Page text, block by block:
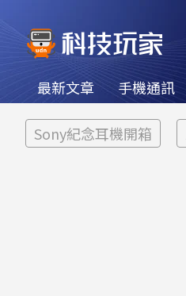
最新文章 手機通訊
Sony紀念耳機開箱